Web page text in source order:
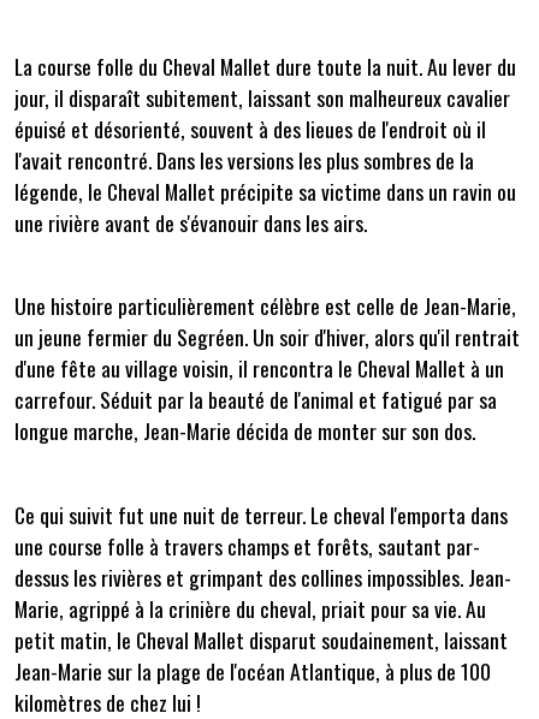
La course folle du Cheval Mallet dure toute la nuit. Au lever du
jour, il disparaît subitement, laissant son malheureux cavalier
épuisé et désorienté, souvent à des lieues de l'endroit où il
l'avait rencontré. Dans les versions les plus sombres de la
légende, le Cheval Mallet précipite sa victime dans un ravin ou
une rivière avant de s'évanouir dans les airs.
Une histoire particulièrement célèbre est celle de Jean-Marie,
un jeune fermier du Segréen. Un soir d'hiver, alors qu'il rentrait
d'une fête au village voisin, il rencontra le Cheval Mallet à un
carrefour. Séduit par la beauté de l'animal et fatigué par sa
longue marche, Jean-Marie décida de monter sur son dos.
Ce qui suivit fut une nuit de terreur. Le cheval l'emporta dans
une course folle à travers champs et forêts, sautant par-
dessus les rivières et grimpant des collines impossibles. Jean-
Marie, agrippé à la crinière du cheval, priait pour sa vie. Au
petit matin, le Cheval Mallet disparut soudainement, laissant
Jean-Marie sur la plage de l'océan Atlantique, à plus de 100
kilomètres de chez lui !